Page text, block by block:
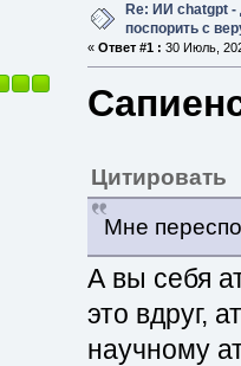
Re: ИИ chatgpt
поспорить с
« Ответ #1 : 30 Июль,
Цитировать
Мне
А вы себя
это вдруг,
научному